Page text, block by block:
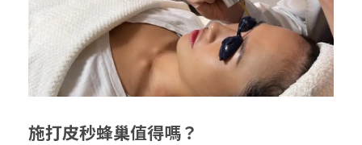
施打皮秒蜂巢值得嗎？